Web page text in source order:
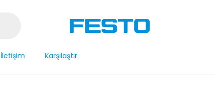
İletişim Karşılaştır